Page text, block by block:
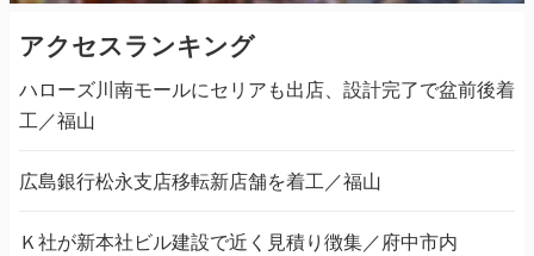
アクセスランキング
ハローズ川南モールにセリアも出店、設計完了で盆前後着
工／福山
広島銀行松永支店移転新店舗を着工／福山
Ｋ社が新本社ビル建設で近く見積り徴集／府中市内